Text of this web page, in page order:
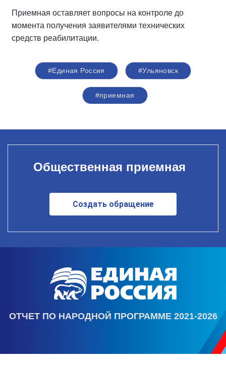
Приемная оставляет вопросы на контроле до
момента получения заявителями технических
средств реабилитации.
#Единая Россия #Ульяновск
#приемная
Общественная приемная
Создать обращение
ОТЧЕТ ПО НАРОДНОЙ ПРОГРАММЕ 2021-2026